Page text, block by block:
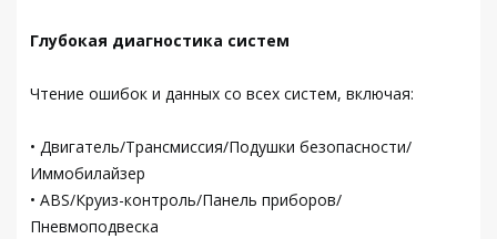
Глубокая диагностика систем
Чтение ошибок и данных со всех систем, включая:
• Двигатель/Трансмиссия/Подушки безопасности/
Иммобилайзер
• ABS/Круиз-контроль/Панель приборов/
Пневмоподвеска